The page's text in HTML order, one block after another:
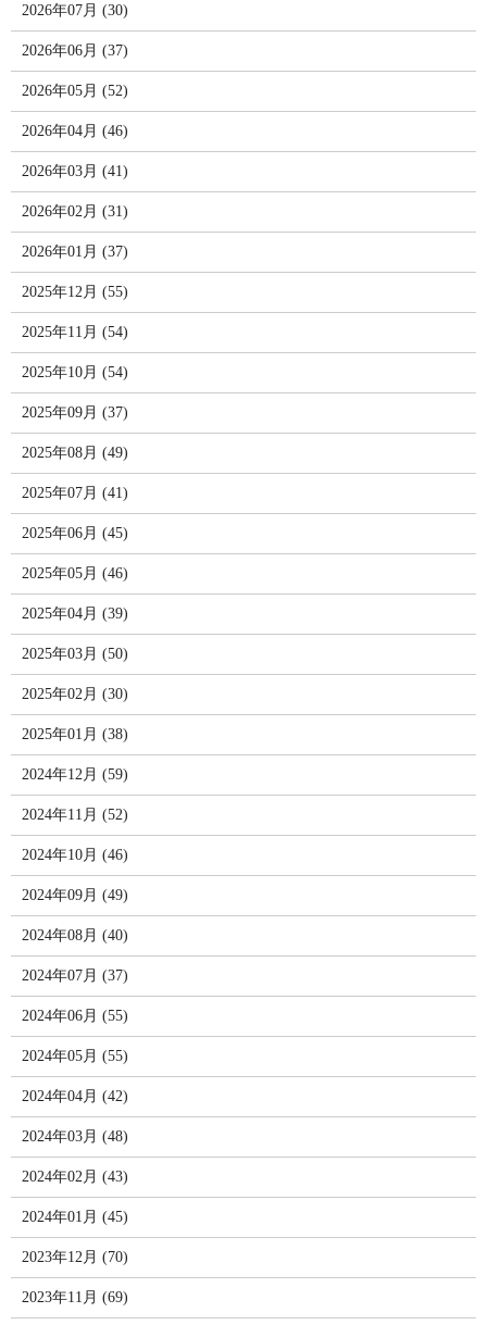
2026年07月 (30)
2026年06月 (37)
2026年05月 (52)
2026年04月 (46)
2026年03月 (41)
2026年02月 (31)
2026年01月 (37)
2025年12月 (55)
2025年11月 (54)
2025年10月 (54)
2025年09月 (37)
2025年08月 (49)
2025年07月 (41)
2025年06月 (45)
2025年05月 (46)
2025年04月 (39)
2025年03月 (50)
2025年02月 (30)
2025年01月 (38)
2024年12月 (59)
2024年11月 (52)
2024年10月 (46)
2024年09月 (49)
2024年08月 (40)
2024年07月 (37)
2024年06月 (55)
2024年05月 (55)
2024年04月 (42)
2024年03月 (48)
2024年02月 (43)
2024年01月 (45)
2023年12月 (70)
2023年11月 (69)